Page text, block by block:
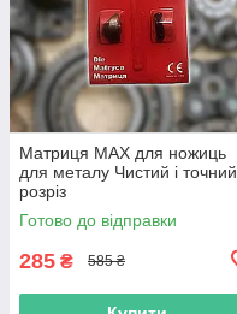
Матриця МАХ для ножиць
для металу Чистий і точний
розріз
Готово до відправки
285 ₴ 585 ₴